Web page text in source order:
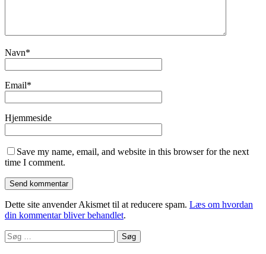
Navn*
Email*
Hjemmeside
Save my name, email, and website in this browser for the next
time I comment.
Dette site anvender Akismet til at reducere spam. Læs om hvordan
din kommentar bliver behandlet.
Søg
efter: